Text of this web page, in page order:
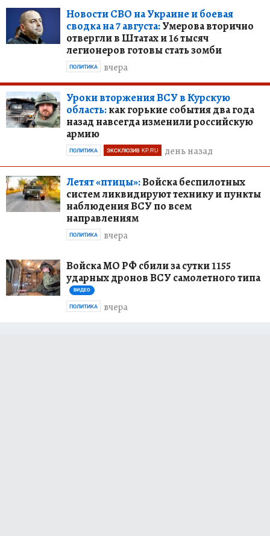
Новости СВО на Украине и боевая
сводка на 7 августа:Умерова вторично
отвергли в Штатах и 16 тысяч
легионеров готовы стать зомби
вчера
ПОЛИТИКА
Уроки вторжения ВСУ в Курскую
область:как горькие события два года
назад навсегда изменили российскую
армию
день назад
ПОЛИТИКА ЭКСКЛЮЗИВ KP.RU
Летят «птицы»:Войска беспилотных
систем ликвидируют технику и пункты
наблюдения ВСУ по всем
направлениям
вчера
ПОЛИТИКА
Войска МО РФ сбили за сутки 1155
ударных дронов ВСУ самолетного типа
ВИДЕО
вчера
ПОЛИТИКА